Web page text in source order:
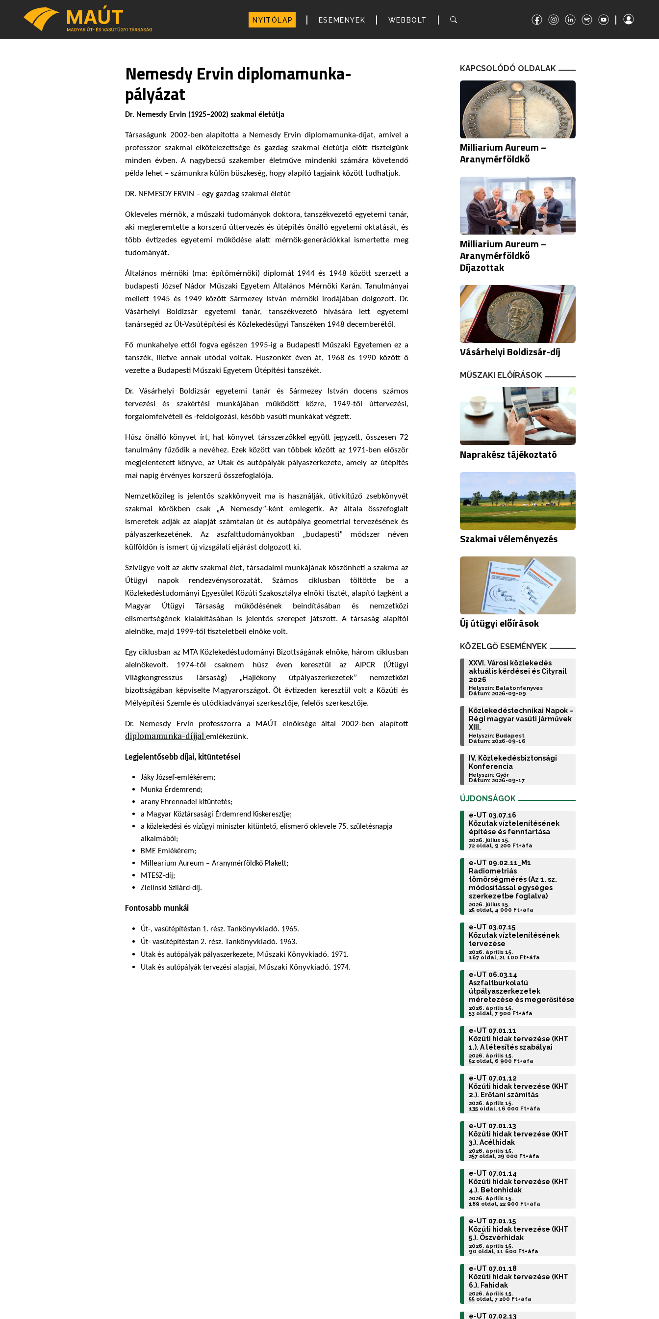
NYITÓLAP | ESEMÉNYEK | WEBBOLT | |
Nemesdy Ervin diplomamunka-
pályázat
Dr. Nemesdy Ervin (1925–2002) szakmai életútja
Társaságunk 2002-ben alapította a Nemesdy Ervin diplomamunka-díjat, amivel a
professzor szakmai elkötelezettsége és gazdag szakmai életútja előtt tisztelgünk
minden évben. A nagybecsű szakember életműve mindenki számára követendő
példa lehet – számunkra külön büszkeség, hogy alapító tagjaink között tudhatjuk.
DR. NEMESDY ERVIN – egy gazdag szakmai életút
Okleveles mérnök, a műszaki tudományok doktora, tanszékvezető egyetemi tanár,
aki megteremtette a korszerű úttervezés és útépítés önálló egyetemi oktatását, és
több évtizedes egyetemi működése alatt mérnök-generációkkal ismertette meg
tudományát.
Általános mérnöki (ma: építőmérnöki) diplomát 1944 és 1948 között szerzett a
budapesti József Nádor Műszaki Egyetem Általános Mérnöki Karán. Tanulmányai
mellett 1945 és 1949 között Sármezey István mérnöki irodájában dolgozott. Dr.
Vásárhelyi Boldizsár egyetemi tanár, tanszékvezető hívására lett egyetemi
tanársegéd az Út-Vasútépítési és Közlekedésügyi Tanszéken 1948 decemberétől.
Fő munkahelye ettől fogva egészen 1995-ig a Budapesti Műszaki Egyetemen ez a
tanszék, illetve annak utódai voltak. Huszonkét éven át, 1968 és 1990 között ő
vezette a Budapesti Műszaki Egyetem Útépítési tanszékét.
Dr. Vásárhelyi Boldizsár egyetemi tanár és Sármezey István docens számos
tervezési és szakértési munkájában működött közre, 1949-től úttervezési,
forgalomfelvételi és -feldolgozási, később vasúti munkákat végzett.
Húsz önálló könyvet írt, hat könyvet társszerzőkkel együtt jegyzett, összesen 72
tanulmány fűződik a nevéhez. Ezek között van többek között az 1971-ben először
megjelentetett könyve, az Utak és autópályák pályaszerkezete, amely az útépítés
mai napig érvényes korszerű összefoglalója.
Nemzetközileg is jelentős szakkönyveit ma is használják, útívkitűző zsebkönyvét
szakmai körökben csak „A Nemesdy”-ként emlegetik. Az általa összefoglalt
ismeretek adják az alapját számtalan út és autópálya geometriai tervezésének és
pályaszerkezetének. Az aszfalttudományokban „budapesti” módszer néven
külföldön is ismert új vizsgálati eljárást dolgozott ki.
Szívügye volt az aktív szakmai élet, társadalmi munkájának köszönheti a szakma az
Útügyi napok rendezvénysorozatát. Számos ciklusban töltötte be a
Közlekedéstudományi Egyesület Közúti Szakosztálya elnöki tisztét, alapító tagként a
Magyar Útügyi Társaság működésének beindításában és nemzetközi
elismertségének kialakításában is jelentős szerepet játszott. A társaság alapítói
alelnöke, majd 1999-től tiszteletbeli elnöke volt.
Egy ciklusban az MTA Közlekedéstudományi Bizottságának elnöke, három ciklusban
alelnökevolt. 1974-től csaknem húsz éven keresztül az AIPCR (Útügyi
Világkongresszus Társaság) „Hajlékony útpályaszerkezetek” nemzetközi
bizottságában képviselte Magyarországot. Öt évtizeden keresztül volt a Közúti és
Mélyépítési Szemle és utódkiadványai szerkesztője, felelős szerkesztője.
Dr. Nemesdy Ervin professzorra a MAÚT elnöksége által 2002-ben alapított
diplomamunka-díjjal emlékezünk.
Legjelentősebb díjai, kitüntetései
Jáky József-emlékérem;
Munka Érdemrend;
arany Ehrennadel kitüntetés;
a Magyar Köztársasági Érdemrend Kiskeresztje;
a közlekedési és vízügyi miniszter kitüntető, elismerő oklevele 75. születésnapja
alkalmából;
BME Emlékérem;
Millearium Aureum – Aranymérföldkő Plakett;
MTESZ-díj;
Zielinski Szilárd-díj.
Fontosabb munkái
Út-, vasútépítéstan 1. rész. Tankönyvkiadó. 1965.
Út- vasútépítéstan 2. rész. Tankönyvkiadó. 1963.
Utak és autópályák pályaszerkezete, Műszaki Könyvkiadó. 1971.
Utak és autópályák tervezési alapjai, Műszaki Könyvkiadó. 1974.
KAPCSOLÓDÓ OLDALAK
Milliarium Aureum –
Aranymérföldkő
Milliarium Aureum –
Aranymérföldkő
Díjazottak
Vásárhelyi Boldizsár-díj
MŰSZAKI ELŐÍRÁSOK
Naprakész tájékoztató
Szakmai véleményezés
Új útügyi előírások
KÖZELGŐ ESEMÉNYEK
XXVI. Városi közlekedés
aktuális kérdései és Cityrail
2026
Helyszín: Balatonfenyves
Dátum: 2026-09-09
Közlekedéstechnikai Napok –
Régi magyar vasúti járművek
XIII.
Helyszín: Budapest
Dátum: 2026-09-16
IV. Közlekedésbiztonsági
Konferencia
Helyszín: Győr
Dátum: 2026-09-17
ÚJDONSÁGOK
e-UT 03.07.16
Közutak víztelenítésének
építése és fenntartása
2026. július 15.
72 oldal, 9 200 Ft+áfa
e-UT 09.02.11_M1
Radiometriás
tömörségmérés (Az 1. sz.
módosítással egységes
szerkezetbe foglalva)
2026. július 15.
25 oldal, 4 000 Ft+áfa
e-UT 03.07.15
Közutak víztelenítésének
tervezése
2026. április 15.
167 oldal, 21 100 Ft+áfa
e-UT 06.03.14
Aszfaltburkolatú
útpályaszerkezetek
méretezése és megerősítése
2026. április 15.
53 oldal, 7 900 Ft+áfa
e-UT 07.01.11
Közúti hidak tervezése (KHT
1.). A létesítés szabályai
2026. április 15.
52 oldal, 6 900 Ft+áfa
e-UT 07.01.12
Közúti hidak tervezése (KHT
2.). Erőtani számítás
2026. április 15.
135 oldal, 16 000 Ft+áfa
e-UT 07.01.13
Közúti hidak tervezése (KHT
3.). Acélhidak
2026. április 15.
257 oldal, 29 000 Ft+áfa
e-UT 07.01.14
Közúti hidak tervezése (KHT
4.). Betonhidak
2026. április 15.
189 oldal, 22 900 Ft+áfa
e-UT 07.01.15
Közúti hidak tervezése (KHT
5.). Öszvérhidak
2026. április 15.
90 oldal, 11 600 Ft+áfa
e-UT 07.01.18
Közúti hidak tervezése (KHT
6.). Fahidak
2026. április 15.
55 oldal, 7 200 Ft+áfa
e-UT 07.02.13